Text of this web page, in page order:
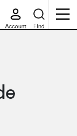
Account Find